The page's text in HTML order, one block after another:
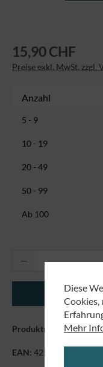
15,90 CHF
Preise exkl. MwSt. zzgl.
Anzahl
5 - 9
10 - 19
20 - 49
50 - 99
Ab 100
Produkt
In
Produktnummer:
EAN: 4250479865679
Diese
Cookies,
Mehr